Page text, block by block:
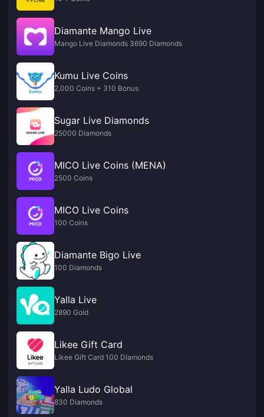
Diamante Mango Live
Mango Live Diamonds 3690 Diamonds
Kumu Live Coins
2,000 Coins + 310 Bonus
Sugar Live Diamonds
25000 Diamonds
MICO Live Coins (MENA)
2500 Coins
MICO Live Coins
100 Coins
Diamante Bigo Live
100 Diamonds
Yalla Live
2890 Gold
Likee Gift Card
Likee Gift Card 100 Diamonds
Yalla Ludo Global
830 Diamonds